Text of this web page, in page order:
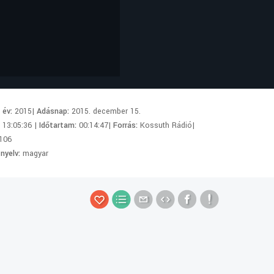
év:2015|Adásnap:2015. december 15.
13:05:36 |Időtartam:00:14:47|Forrás:Kossuth Rádió|
magyar